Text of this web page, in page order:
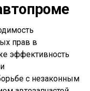
прав в
эффективность
с незаконным